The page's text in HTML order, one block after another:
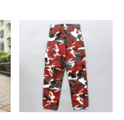
ンテージ